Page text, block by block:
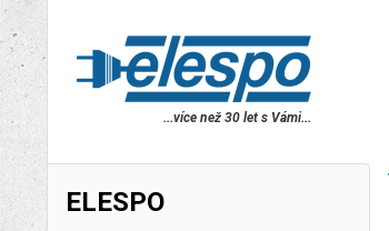
...více než 30 let s Vámi...
ELESPO